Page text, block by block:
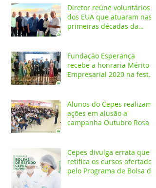
Diretor reúne voluntários
dos EUA que atuaram nas
primeiras décadas da
Fundação Esperança
recebe a honraria Mérito
Empresarial 2020 na festa
Alunos do Cepes realizam
ações em alusão a
campanha Outubro Rosa
Cepes divulga errata que
retifica os cursos ofertados
pelo Programa de Bolsa de